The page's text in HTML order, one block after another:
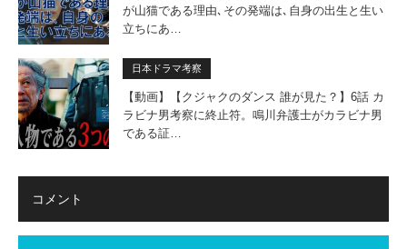
が山猫である理由､その発端は､自身の出生と生い
立ちにあ…
日本ドラマ考察
【動画】【クジャクのダンス 誰が見た？】6話 カ
ラビナ男考察に終止符。鳴川弁護士がカラビナ男
である証…
コメント